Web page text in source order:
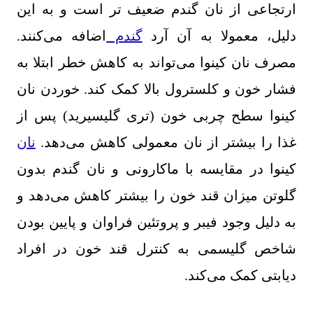
ارتجاعی از نان گندم ضعیف‌ تر است و به این
دلیل، معمولا به آن آردگندم اضافه می‌کنند.
مصرف نان کینوا می‌تواند به کاهش خطر ابتلا به
فشار خون و کلسترول بالا کمک کند. خوردن نان
کینوا سطح چربی خون (تری گلیسیرید) پس از
غذا را بیشتر از نان معمولی کاهش می‌دهد. نان
کینوا در مقایسه با ماکارونی و نان گندم بدون
گلوتن میزان قند خون را بیشتر کاهش می‌دهد و
به دلیل وجود فیبر و پروتئین فراوان و پایین بودن
شاخص گلیسمی به کنترل قند خون در افراد
دیابتی کمک می‌کند.